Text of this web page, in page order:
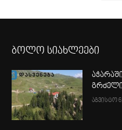
ბოლო სიახლეები
გრძელი
აგვისტო